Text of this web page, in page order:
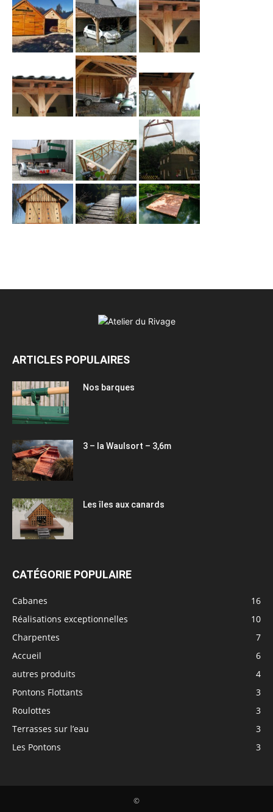
ARTICLES POPULAIRES
Nos barques
3 – la Waulsort – 3,6m
Les îles aux canards
CATÉGORIE POPULAIRE
Cabanes
16
Réalisations exceptionnelles
10
Charpentes
7
Accueil
6
autres produits
4
Pontons Flottants
3
Roulottes
3
Terrasses sur l’eau
3
Les Pontons
3
©